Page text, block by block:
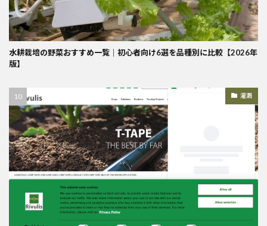
水耕栽培の野菜おすすめ一覧｜初心者向け6選を品種別に比較【2026年
版】
灌漑